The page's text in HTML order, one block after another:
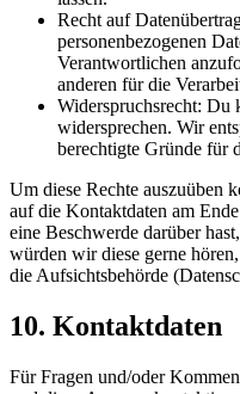
Recht auf
personenbezogenen
Verantwortlichen
anderen für die
Widerspruchsrecht: Du
widersprechen. Wir
berechtigte Gründe für
Um diese Rechte auszuüben
auf die Kontaktdaten am
eine Beschwerde darüber
würden wir diese gerne
die Aufsichtsbehörde
10. Kontaktdaten
Für Fragen und/oder